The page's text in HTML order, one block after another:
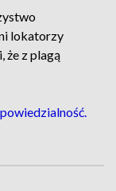
lokatorzy
że z plagą